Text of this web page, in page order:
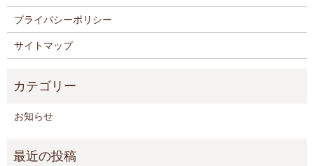
プライバシーポリシー
サイトマップ
お知らせ